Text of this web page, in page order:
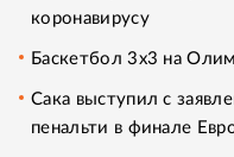
коронавирусу
Баскетбол 3x3 на
Сака выступил с
пенальти в финале